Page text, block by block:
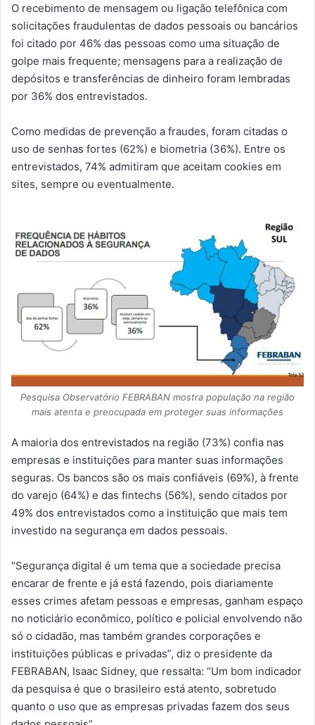
O recebimento de mensagem ou ligação telefônica com
solicitações fraudulentas de dados pessoais ou bancários
foi citado por 46% das pessoas como uma situação de
golpe mais frequente; mensagens para a realização de
depósitos e transferências de dinheiro foram lembradas
por 36% dos entrevistados.
Como medidas de prevenção a fraudes, foram citadas o
uso de senhas fortes (62%) e biometria (36%). Entre os
entrevistados, 74% admitiram que aceitam cookies em
sites, sempre ou eventualmente.
Pesquisa Observatório FEBRABAN mostra população na região
mais atenta e preocupada em proteger suas informações
A maioria dos entrevistados na região (73%) confia nas
empresas e instituições para manter suas informações
seguras. Os bancos são os mais confiáveis (69%), à frente
do varejo (64%) e das fintechs (56%), sendo citados por
49% dos entrevistados como a instituição que mais tem
investido na segurança em dados pessoais.
“Segurança digital é um tema que a sociedade precisa
encarar de frente e já está fazendo, pois diariamente
esses crimes afetam pessoas e empresas, ganham espaço
no noticiário econômico, político e policial envolvendo não
só o cidadão, mas também grandes corporações e
instituições públicas e privadas”, diz o presidente da
FEBRABAN, Isaac Sidney, que ressalta: “Um bom indicador
da pesquisa é que o brasileiro está atento, sobretudo
quanto o uso que as empresas privadas fazem dos seus